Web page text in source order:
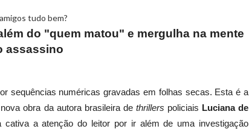
tudo bem?
do "quem matou" e mergulha na mente
assassino
sequências numéricas gravadas em folhas secas. Esta é a
obra da autora brasileira de thrillers policiais Luciana de
a atenção do leitor por ir além de uma investigação